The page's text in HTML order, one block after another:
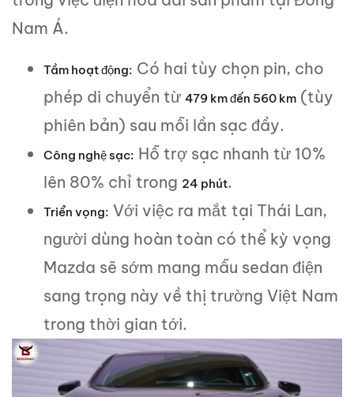
Nam Á.
Tầm hoạt động: Có hai tùy chọn pin, cho
phép di chuyển từ 479 km đến 560 km (tùy
phiên bản) sau mỗi lần sạc đầy.
Công nghệ sạc: Hỗ trợ sạc nhanh từ 10%
lên 80% chỉ trong 24 phút.
Triển vọng: Với việc ra mắt tại Thái Lan,
người dùng hoàn toàn có thể kỳ vọng
Mazda sẽ sớm mang mẫu sedan điện
sang trọng này về thị trường Việt Nam
trong thời gian tới.